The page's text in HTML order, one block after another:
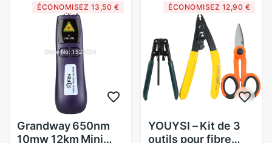
connecteur OTDR
ÉCONOMISEZ 13,50 €
Grandway 650nm
10mw 12km Mini
ÉCONOMISEZ 12,90 €
YOUYSI – Kit de 3
outils pour fibre